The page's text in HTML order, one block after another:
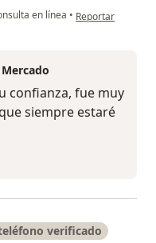
en línea • en opinión del
Reportar
confianza, fue muy
siempre estaré
verificado